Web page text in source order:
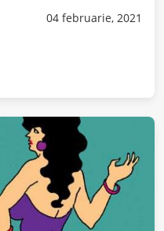
04 februarie, 2021